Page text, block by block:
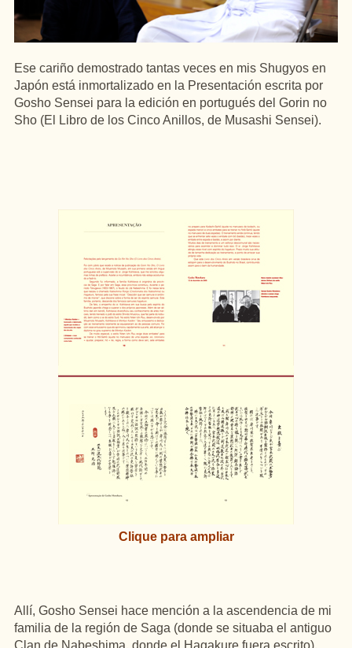
Ese cariño demostrado tantas veces en mis Shugyos en
Japón está inmortalizado en la Presentación escrita por
Gosho Sensei para la edición en portugués del Gorin no
Sho (El Libro de los Cinco Anillos, de Musashi Sensei).
Clique para ampliar
Allí, Gosho Sensei hace mención a la ascendencia de mi
familia de la región de Saga (donde se situaba el antiguo